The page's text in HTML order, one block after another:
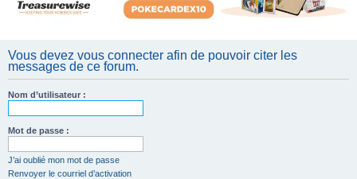
Vous devez vous connecter afin de pouvoir citer les
messages de ce forum.
Nom d’utilisateur :
Mot de passe :
J’ai oublié mon mot de passe
Renvoyer le courriel d’activation